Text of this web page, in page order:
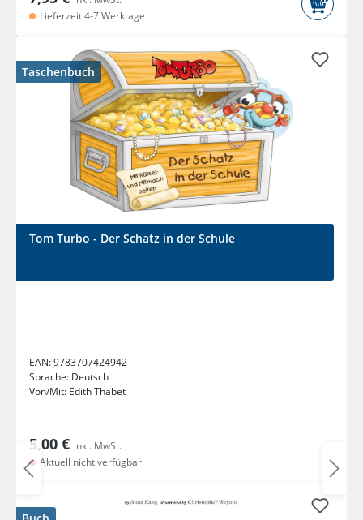
Lieferzeit 4-7 Werktage
Taschenbuch
Tom Turbo - Der Schatz in der Schule
EAN:9783707424942
Sprache: Deutsch
Von/Mit: Edith Thabet
5,00 € inkl. MwSt.
Aktuell nicht verfügbar